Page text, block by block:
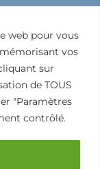
web pour vous
vos
sur
de TOUS
"Paramètres
contrôlé.